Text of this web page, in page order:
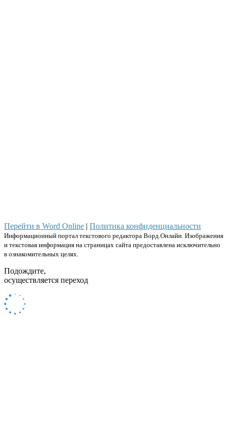
Перейти в Word Online | Политика конфиденциальности
Информационный портал текстового редактора Ворд.Онлайн. Изображения
и текстовая информация на страницах сайта предоставлена исключительно
в ознакомительных целях.
Подождите,
осуществляется переход